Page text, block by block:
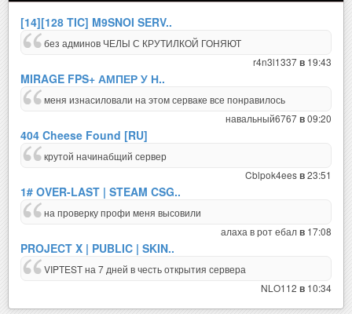
[14][128 TIC] M9SNOI SERV..
без админов ЧЕЛЫ С КРУТИЛКОЙ ГОНЯЮТ
r4n3l1337в 19:43
MIRAGE FPS+ АМПЕР У Н..
меня изнасиловали на этом серваке все понравилось
навальный6767в09:20
404 Cheese Found [RU]
крутой начинабщий сервер
Cblpok4eesв23:51
1# OVER-LAST | STEAM CSG..
на проверку профи меня высовили
алаха в рот ебалв 17:08
PROJECT X | PUBLIC | SKIN..
VIPTEST на 7 дней в честь открытия сервера
NLO112 в 10:34